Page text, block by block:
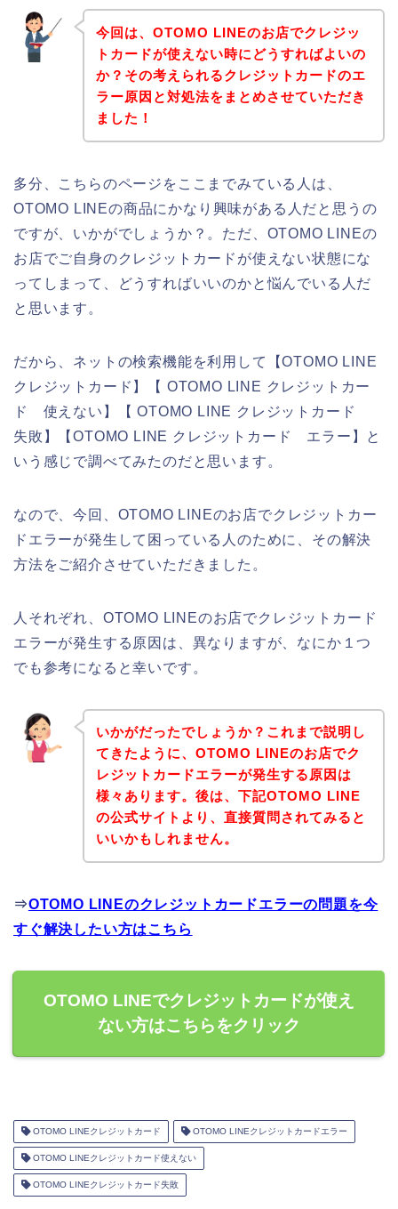
今回は、OTOMO LINEのお店でクレジッ
トカードが使えない時にどうすればよいの
か？その考えられるクレジットカードのエ
ラー原因と対処法をまとめさせていただき
ました！
多分、こちらのページをここまでみている人は、
OTOMO LINEの商品にかなり興味がある人だと思うの
ですが、いかがでしょうか？。ただ、OTOMO LINEの
お店でご自身のクレジットカードが使えない状態にな
ってしまって、どうすればいいのかと悩んでいる人だ
と思います。
だから、ネットの検索機能を利用して【OTOMO LINE
クレジットカード】【 OTOMO LINE クレジットカー
ド 使えない】【 OTOMO LINE クレジットカード
失敗】【OTOMO LINE クレジットカード エラー】と
いう感じで調べてみたのだと思います。
なので、今回、OTOMO LINEのお店でクレジットカー
ドエラーが発生して困っている人のために、その解決
方法をご紹介させていただきました。
人それぞれ、OTOMO LINEのお店でクレジットカード
エラーが発生する原因は、異なりますが、なにか１つ
でも参考になると幸いです。
いかがだったでしょうか？これまで説明し
てきたように、OTOMO LINEのお店でク
レジットカードエラーが発生する原因は
様々あります。後は、下記OTOMO LINE
の公式サイトより、直接質問されてみると
いいかもしれません。
⇒OTOMO LINEのクレジットカードエラーの問題を今
すぐ解決したい方はこちら
OTOMO LINEでクレジットカードが使え
ない方はこちらをクリック
OTOMO LINEクレジットカード OTOMO LINEクレジットカードエラー
OTOMO LINEクレジットカード使えない
OTOMO LINEクレジットカード失敗